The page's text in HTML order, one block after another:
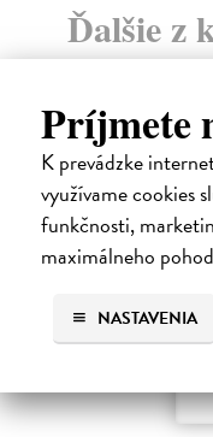
Príjmete
K prevádzke
využívame cookies
funkčnosti,
maximálneho
NASTAVENIA
Ďalšie z